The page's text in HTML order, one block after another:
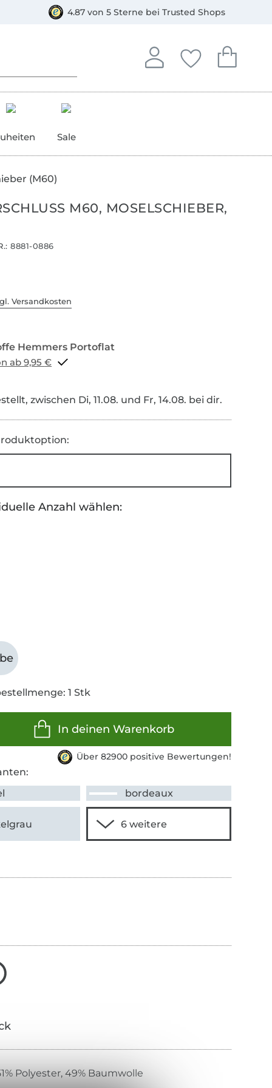
4.87 von 5 Sterne bei Trusted Shops
Anmelden
In deinem Konto
Deine
Du hast keine
Dein
Du hast
Sale
(M60)
M60, MOSELSCHIEBER,
8881-0886
Versandkosten
Portoflat schon ab 9,95 €
zwischen Di, 11.08. und Fr, 14.08. bei dir.
Anzahl wählen:
1 Stk
In deinen Warenkorb
Über 82900 positive Bewertungen!
bordeaux
Polyester, 49% Baumwolle